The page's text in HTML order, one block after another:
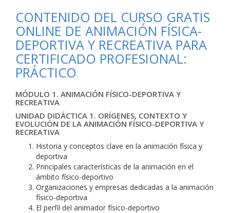
CONTENIDO DEL CURSO GRATIS
ONLINE DE ANIMACIÓN FÍSICA-
DEPORTIVA Y RECREATIVA PARA
CERTIFICADO PROFESIONAL:
PRÁCTICO
MÓDULO 1. ANIMACIÓN FÍSICO-DEPORTIVA Y
RECREATIVA
UNIDAD DIDÁCTICA 1. ORÍGENES, CONTEXTO Y
EVOLUCIÓN DE LA ANIMACIÓN FÍSICO-DEPORTIVA Y
RECREATIVA
Historia y conceptos clave en la animación física y
deportiva
Principales características de la animación en el
ámbito físico-deportivo
Organizaciones y empresas dedicadas a la animación
físico-deportiva
El perfil del animador físico-deportivo